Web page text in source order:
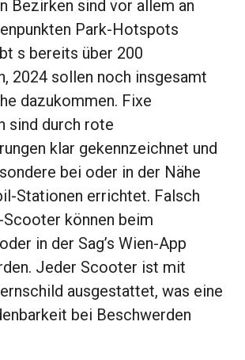
Bezirken sind vor allem an
Park-Hotspots
s bereits über 200
2024 sollen noch insgesamt
dazukommen. Fixe
sind durch rote
klar gekennzeichnet und
bei oder in der Nähe
Stationen errichtet. Falsch
können beim
in der Sag’s Wien-App
Jeder Scooter ist mit
ausgestattet, was eine
bei Beschwerden